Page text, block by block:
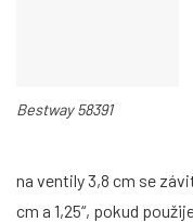
Bestway 58391
na ventily 3,8 cm se
cm a 1,25“, pokud